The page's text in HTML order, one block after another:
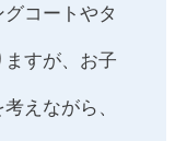
コートやタ
すが、お子
えながら、